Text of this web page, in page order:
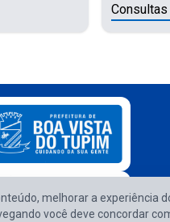
Consultas
melhorar a
você deve concordar